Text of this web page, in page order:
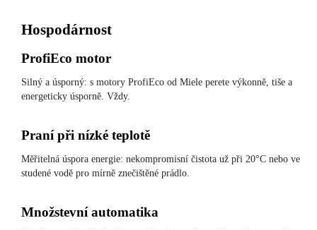
Hospodárnost
ProfiEco motor
Silný a úsporný: s motory ProfiEco od Miele perete výkonně, tiše a
energeticky úsporně. Vždy.
Praní při nízké teplotě
Měřitelná úspora energie: nekompromisní čistota už při 20°C nebo ve
studené vodě pro mírně znečištěné prádlo.
Množstevní automatika